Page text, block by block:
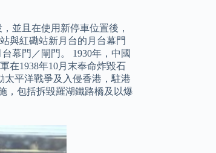
並且在使用新停車位置後，
與紅磡站新月台的月台幕門
幕門／閘門。 1930年，中國
在1938年10月末奉命炸毀石
太平洋戰爭及入侵香港，駐港
，包括拆毀羅湖鐵路橋及以爆